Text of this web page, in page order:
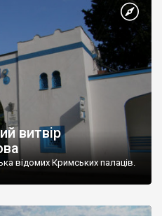
витвір
відомих Кримських палаців.